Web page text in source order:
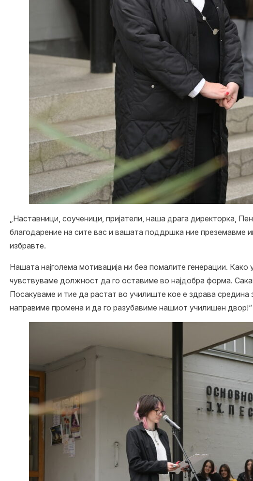
„Наставници, соученици, пријатели, наша драга директорка,
благодарение на сите вас и вашата поддршка ние преземавме
избравте.
Нашата најголема мотивација ни беа помалите генерации.
чувствуваме должност да го оставиме во најдобра форма.
Посакуваме и тие да растат во училиште кое е здрава средина
направиме промена и да го разубавиме нашиот училишен